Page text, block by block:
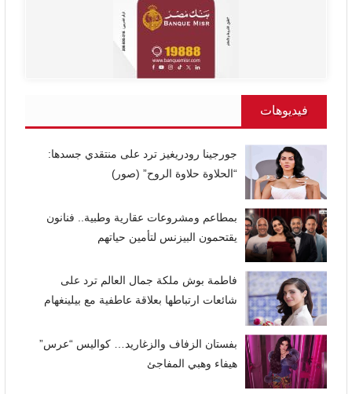
فيديوهات
جورجينا رودريغيز ترد على منتقدي جسدها:
“الحلاوة حلاوة الروح” (صور)
بمطاعم ومشروعات عقارية وطبية.. فنانون
يقتحمون البيزنس لتأمين حياتهم
فاطمة بوش ملكة جمال العالم ترد على
شائعات ارتباطها بعلاقة عاطفية مع بيلينغهام
بفستان الزفاف والزغاريد… كواليس “عرس”
هيفاء وهبي المفاجئ